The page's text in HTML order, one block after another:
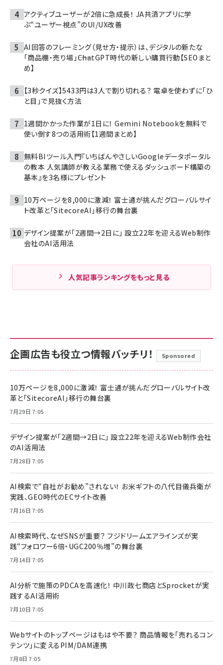
アクティブユーザーが2倍に急成長！ JA共済アプリに学
ぶ“ユーザー視点”のUI/UX改善
AI回答のフレーミング（見せ方・提示）は、デジタルの新たな
「商品棚・売り場」――ChatGPT時代の新しい購買行動【SEOまと
め】
【3秒クイズ】5433円は3人で割り切れる？ 電卓を使わずに「ひ
と目」で見抜く方法
1週間かかった作業が1日に！ Gemini Notebookを無料で
使い倒す8つの活用術【1週間まとめ】
無料BIツール入門『いちばんやさしいGoogleデータポータル
の教本 人気講師が教える業務で使えるダッシュボード構築の
基本』を3名様にプレゼント
10万ページを8,000に激減！ 富士通が挑んだグローバルサイ
ト改革と「SitecoreAI」移行の舞台裏
デザイン提案が「2週間→2日に」 設立22年を迎えるWeb制作
会社のAI活用法
人気記事ランキングをもっと見る
企画広告も役立つ情報バッチリ！ Sponsored
10万ページを8,000に激減！ 富士通が挑んだグローバルサイト改
革と「SitecoreAI」移行の舞台裏
7月29日 7:05
デザイン提案が「2週間→2日に」 設立22年を迎えるWeb制作会社
のAI活用法
7月28日 7:05
AI検索で“自社がお勧め”されない！ お米ギフトの八代目儀兵衛が
実践、GEO時代のECサイト改善
7月16日 7:05
AI検索時代、なぜSNSが重要？ フジドリームエアラインズが実
践“フォロワー6倍・UGC200％増”の舞台裏
7月14日 7:05
AI分析で施策のPDCAを高速化！ 中川政七商店とSprocketが実
践するAI活用術
7月10日 7:05
Webサイトのトップページはもはや不要？ 商品情報を「売れるコン
テンツ」に変えるPIM/DAM連携
7月8日 7:05